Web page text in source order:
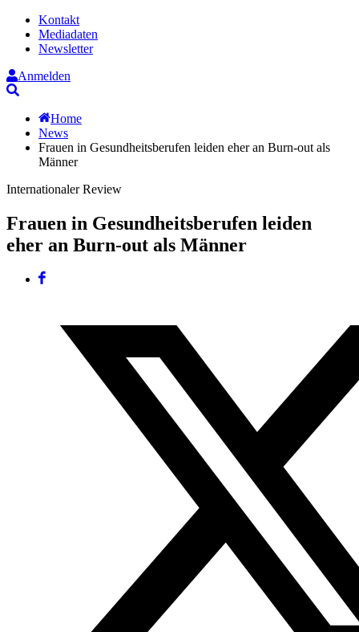
Kontakt
Mediadaten
Newsletter
Anmelden
Home
News
Frauen in Gesundheitsberufen leiden eher an Burn-out als
Männer
Internationaler Review
Frauen in Gesundheitsberufen leiden
eher an Burn-out als Männer